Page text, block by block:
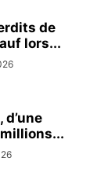
de
lors...